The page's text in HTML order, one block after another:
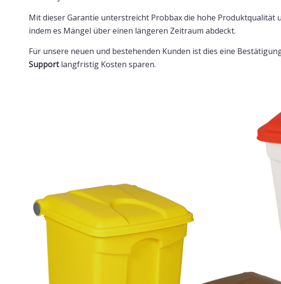
Mit dieser Garantie unterstreicht Probbax die hohe
indem es Mängel über einen längeren Zeitraum abdeckt.
Für unsere neuen und bestehenden Kunden ist dies eine
Supportlangfristig Kosten sparen.